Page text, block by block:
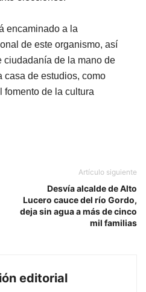
encaminado a la
de este organismo, así
ciudadanía de la mano de
casa de estudios, como
fomento de la cultura
Artículo siguiente
Desvía alcalde de Alto
Lucero cauce del río Gordo,
deja sin agua a más de cinco
mil familias
editorial